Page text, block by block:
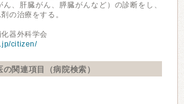
、肝臓がん、膵臓がんなど）の診断をし、
の治療をする。
器外科学会
citizen/
関連項目（病院検索）